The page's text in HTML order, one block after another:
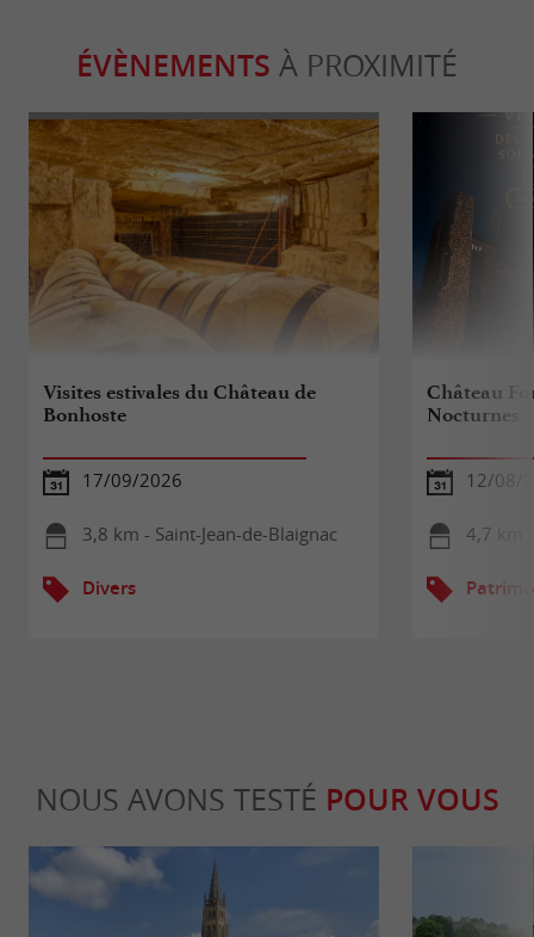
ÉVÈNEMENTS À PROXIMITÉ
Visites estivales du Château de
Bonhoste
17/09/2026
3,8 km - Saint-Jean-de-Blaignac
Divers
Château
Nocturnes
12/08/
4,7 km
NOUS AVONS TESTÉ POUR VOUS